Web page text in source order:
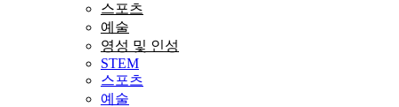
스포츠
예술
영성 및 인성
STEM
스포츠
예술